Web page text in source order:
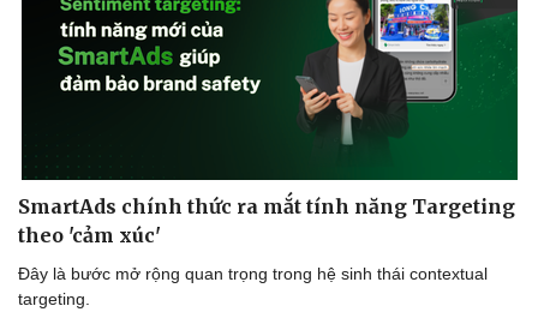
SmartAds chính thức ra mắt tính năng Targeting
theo 'cảm xúc'
Đây là bước mở rộng quan trọng trong hệ sinh thái contextual
targeting.